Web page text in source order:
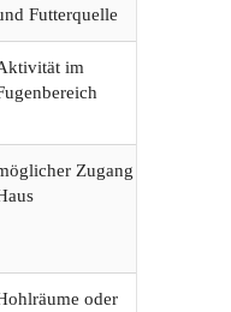
Futterquelle
im
Zugang ins
oder